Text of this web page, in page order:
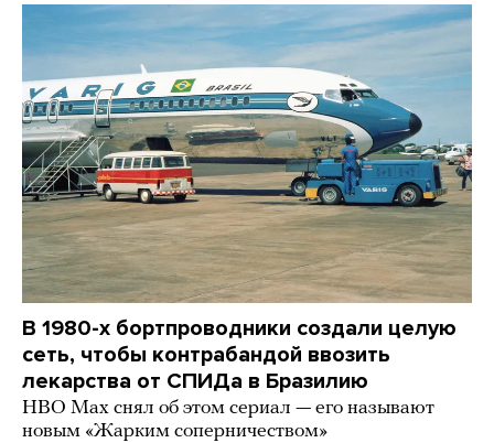
В 1980-х бортпроводники создали целую
сеть, чтобы контрабандой ввозить
лекарства от СПИДа в Бразилию
HBO Max снял об этом сериал — его называют
новым «Жарким соперничеством»